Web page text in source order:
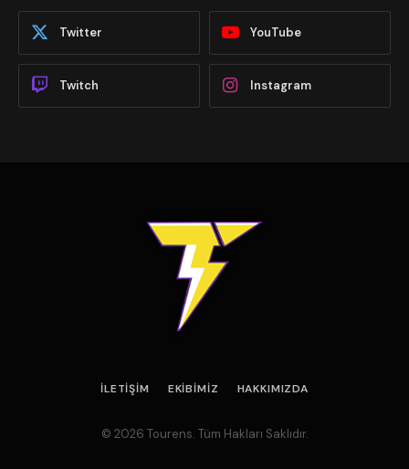
Twitter YouTube
Twitch Instagram
İLETIŞIM EKIBIMIZ HAKKIMIZDA
© 2026 Tourens. Tüm Hakları Saklıdır.